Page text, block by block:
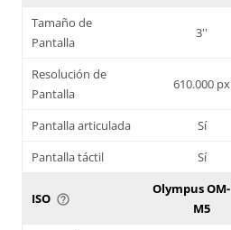
Tamaño de
Pantalla
3''
Resolución de
Pantalla
610.000 px
Pantalla articulada Sí
Pantalla táctil
Sí
ISO help_outline
Olympus OM-
M5